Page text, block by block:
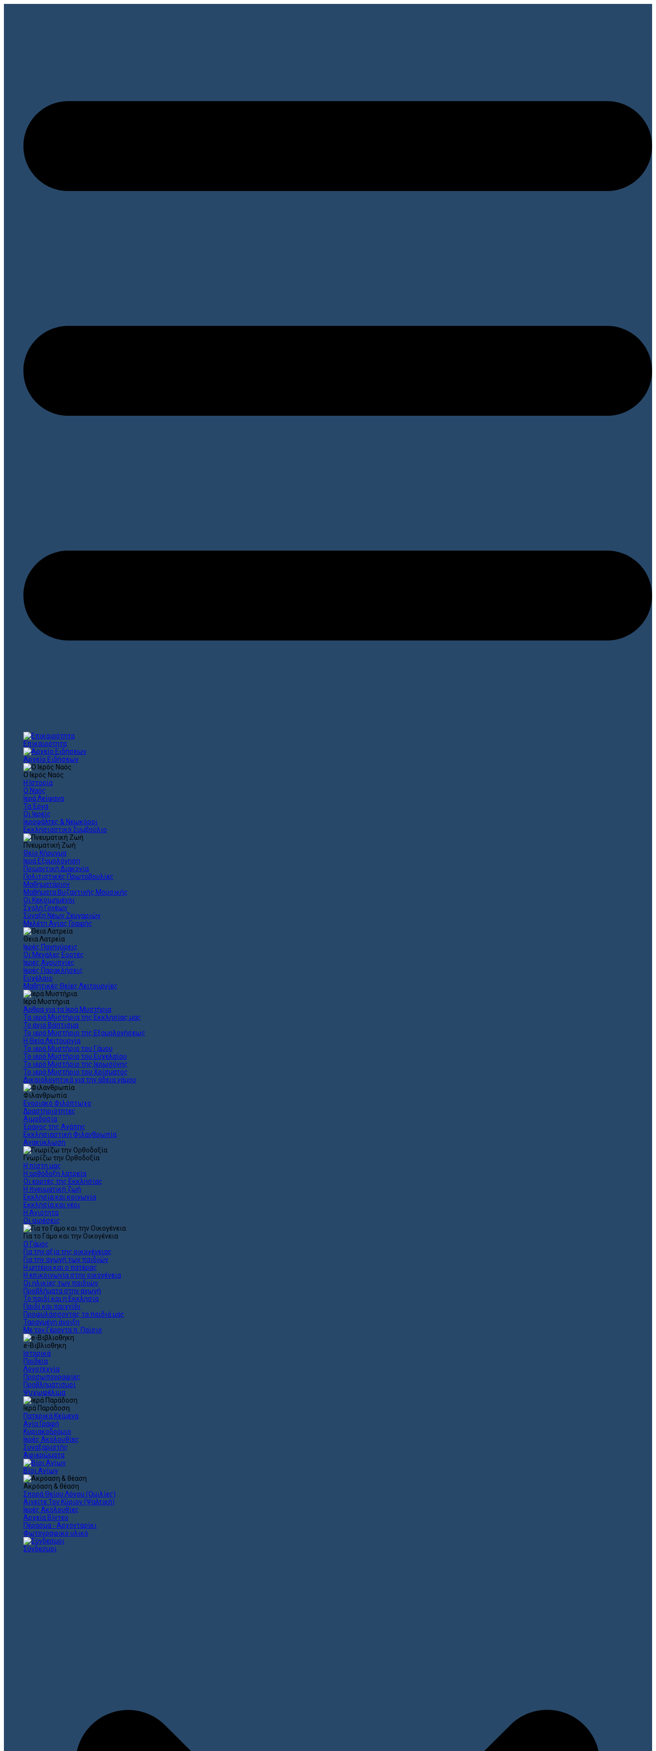
Επικαιρότητα
Αρχείο Ειδήσεων
Ο Ιερός Ναός
Η Ιστορία
Ο Ναός
Ιερά Λείψανα
Τα Έργα
Οι Ιερείς
Ιεροψάλτες & Νεωκόροι
Εκκλησιαστικό Συμβούλιο
Πνευματική Ζωή
Θείο Κήρυγμα
Ιερά Εξομολόγηση
Ποιμαντική Διακονία
Πολιτιστικές Πρωτοβουλίες
Μαθηματάριον
Μαθήματα Βυζαντινής Μουσικής
Οι Κεκοιμημένοι
Σχολή Γονέων
Σύναξη Νέων Ζευγαριών
Μελέτη Αγίας Γραφής
Θεια Λατρεία
Ιερές Πανηγύρεις
Οι Μεγάλες Εορτές
Ιερές Αγρυπνίες
Ιερές Παρακλήσεις
Ευχέλαιο
Μαθητικές Θείες Λειτουργίες
Ιερά Μυστήρια
Άρθρα για τα Ιερά Μυστήρια
Τα ιερά Μυστήρια της Εκκλησίας μας
Το άγιο Βάπτισμα
Το ιερό Μυστήριο της Εξομολογήσεως
Η Θεία Λειτουργία
Το ιερό Μυστήριο του Γάμου
Το ιερό Μυστήριο του Ευχελαίου
Το ιερό Μυστήριο της Ιερωσύνης
Το ιερό Μυστήριο του Χρίσματος
Δικαιολογητικά για την άδεια γάμου
Φιλανθρωπία
Ενοριακό Φιλόπτωχο
Δραστηριότητες
Αιμοδοσία
Έρανος της Αγάπης
Εκκλησιαστική Φιλανθρωπία
Ανακύκλωση
Γνωρίζω την Ορθοδοξία
Η πίστη μας
Η ορθόδοξη λατρεία
Οι εορτές της Εκκλησίας
Η πνευματική ζωή
Εκκλησία και κοινωνία
Εκκλησία και νέοι
Η Αγιότητα
Οι αιρέσεις
Για το Γάμο και την Οικογένεια
Ο Γάμος
Για την αξία της οικογένειας
Για την αγωγή των παιδιών
Η μητέρα και ο πατέρας
Η επικοινωνία στην οικογένεια
Οι ηλικίες των παιδιών
Προβλήματα στην αγωγή
Το παιδί και η Εκκλησία
Παιδί και παιχνίδι
Προφυλάσσοντας τα παιδιά μας
Ταραγμένη άνοιξη
Με τον Γέροντα π. Παϊσιο
e-Βιβλιοθηκη
Ιστορικά
Παιδεία
Λογοτεχνία
Προσωπογραφίες
Προβληματισμοί
Ψυχωφέλιμα
Ιερά Παράδοση
Πατερικά Κείμενα
Αγία Γραφή
Κυριακοδρόμιο
Ιερές Ακολουθίες
Συναξαριστής
Αφιερώματα
Βίοι Αγίων
Ακρόαση & θέαση
Σπορά Θείου Λόγου (Ομιλίες)
Αινείτε Τον Κύριον (Ψαλτική)
Ιερές Ακολουθίες
Αρχεία Βίντεο
Πέρασμα - Αρχονταρίκι
Φωτογραφικό υλικό
Σύνδεσμοι